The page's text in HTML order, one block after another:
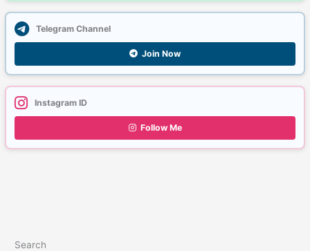
Telegram Channel
Join Now
Instagram ID
Follow Me
Search